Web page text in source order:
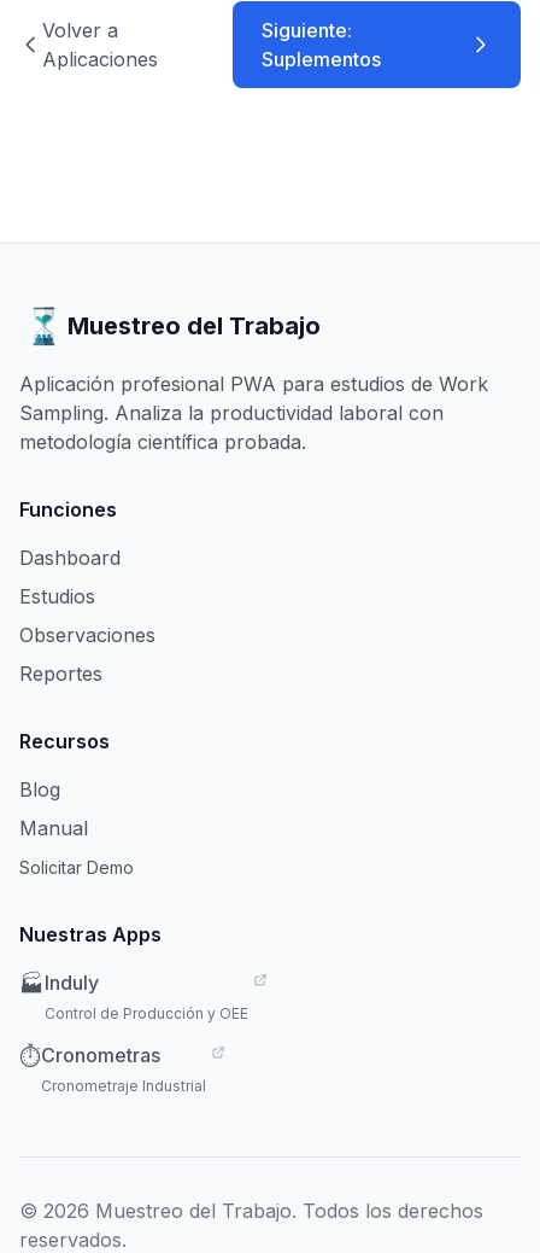
Volver a
Aplicaciones
Siguiente:
Suplementos
Muestreo del Trabajo
Aplicación profesional PWA para estudios de Work
Sampling. Analiza la productividad laboral con
metodología científica probada.
Funciones
Dashboard
Estudios
Observaciones
Reportes
Recursos
Blog
Manual
Solicitar Demo
Nuestras Apps
🏭 Induly
Control de Producción y OEE
⏱️Cronometras
Cronometraje Industrial
© 2026 Muestreo del Trabajo. Todos los derechos
reservados.